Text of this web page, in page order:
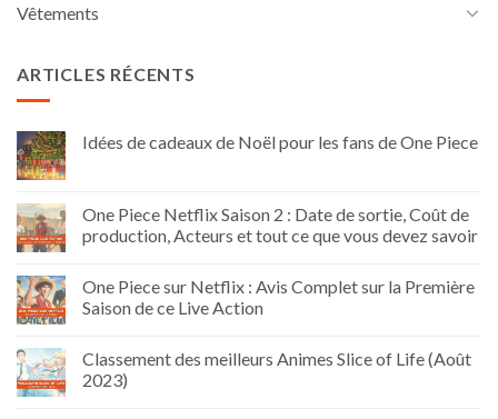
Vêtements
ARTICLES RÉCENTS
Idées de cadeaux de Noël pour les fans de One Piece
One Piece Netflix Saison 2 : Date de sortie, Coût de
production, Acteurs et tout ce que vous devez savoir
One Piece sur Netflix : Avis Complet sur la Première
Saison de ce Live Action
Classement des meilleurs Animes Slice of Life (Août
2023)